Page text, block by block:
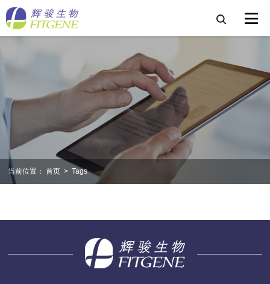
当前位置： 首页 > Tags